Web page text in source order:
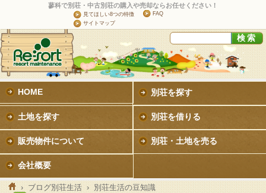
蓼科で別荘・中古別荘の購入や売却ならお任せください！
見てほしい8つの特徴
FAQ
サイトマップ
HOME 別荘を探す
土地を探す 別荘を借りる
販売物件について 別荘・土地を売る
会社概要
›ブログ別荘生活› 別荘生活の豆知識